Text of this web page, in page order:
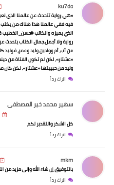
ku7do
«هي رواية تتحدث عن عالمنا الذي
فيه ففي عالمنا هذا هناك من
الذي يميزه والكاتب #حسن_الخطيب
رواية ولا أجمل.جمال الكتاب يتحدث
من أب، أم وولدين وليد وعمر،
«عشتار»، لكن لم تكون الفتاة من
وليد من حبيبتها «عشتار»، لكن كان
اترك رداً
سهير محمد خير المصطفى
كل الشكر والتقدير لكم
اترك رداً
mkm
بالتوفيق إن شاء الله وإلى مزيد من
اترك رداً